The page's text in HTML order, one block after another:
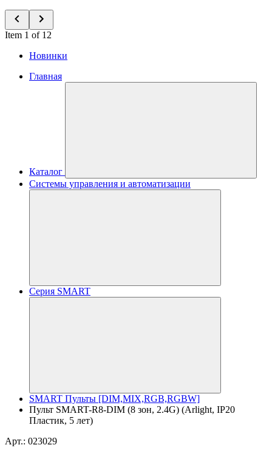
Item 1 of 12
Новинки
Главная
Каталог
Системы управления и автоматизации
Серия SMART
SMART Пульты [DIM,MIX,RGB,RGBW]
Пульт SMART-R8-DIM (8 зон, 2.4G) (Arlight, IP20
Пластик, 5 лет)
Арт.: 023029